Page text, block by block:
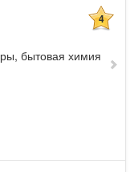
4
бытовая химия